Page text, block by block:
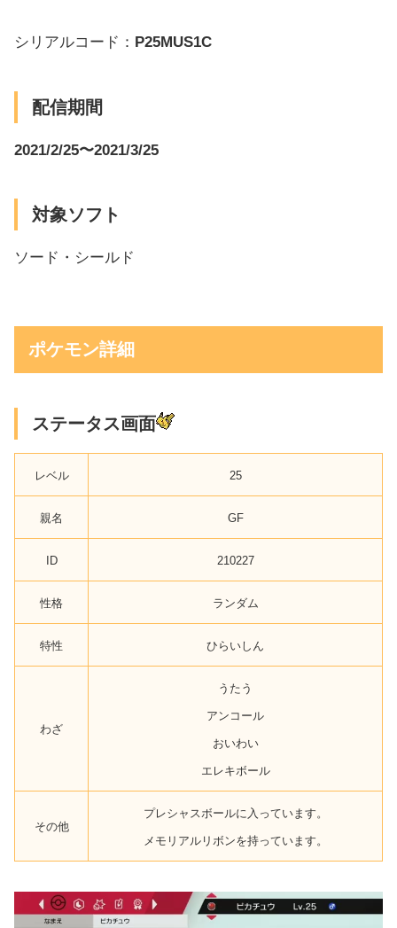
シリアルコード： P25MUS1C
配信期間
2021/2/25〜2021/3/25
対象ソフト
ソード・シールド
ポケモン詳細
ステータス画面
レベル 25
親名 GF
ID 210227
性格 ランダム
特性 ひらいしん
わざ
うたう
アンコール
おいわい
エレキボール
その他
プレシャスボールに入っています。
メモリアルリボンを持っています。